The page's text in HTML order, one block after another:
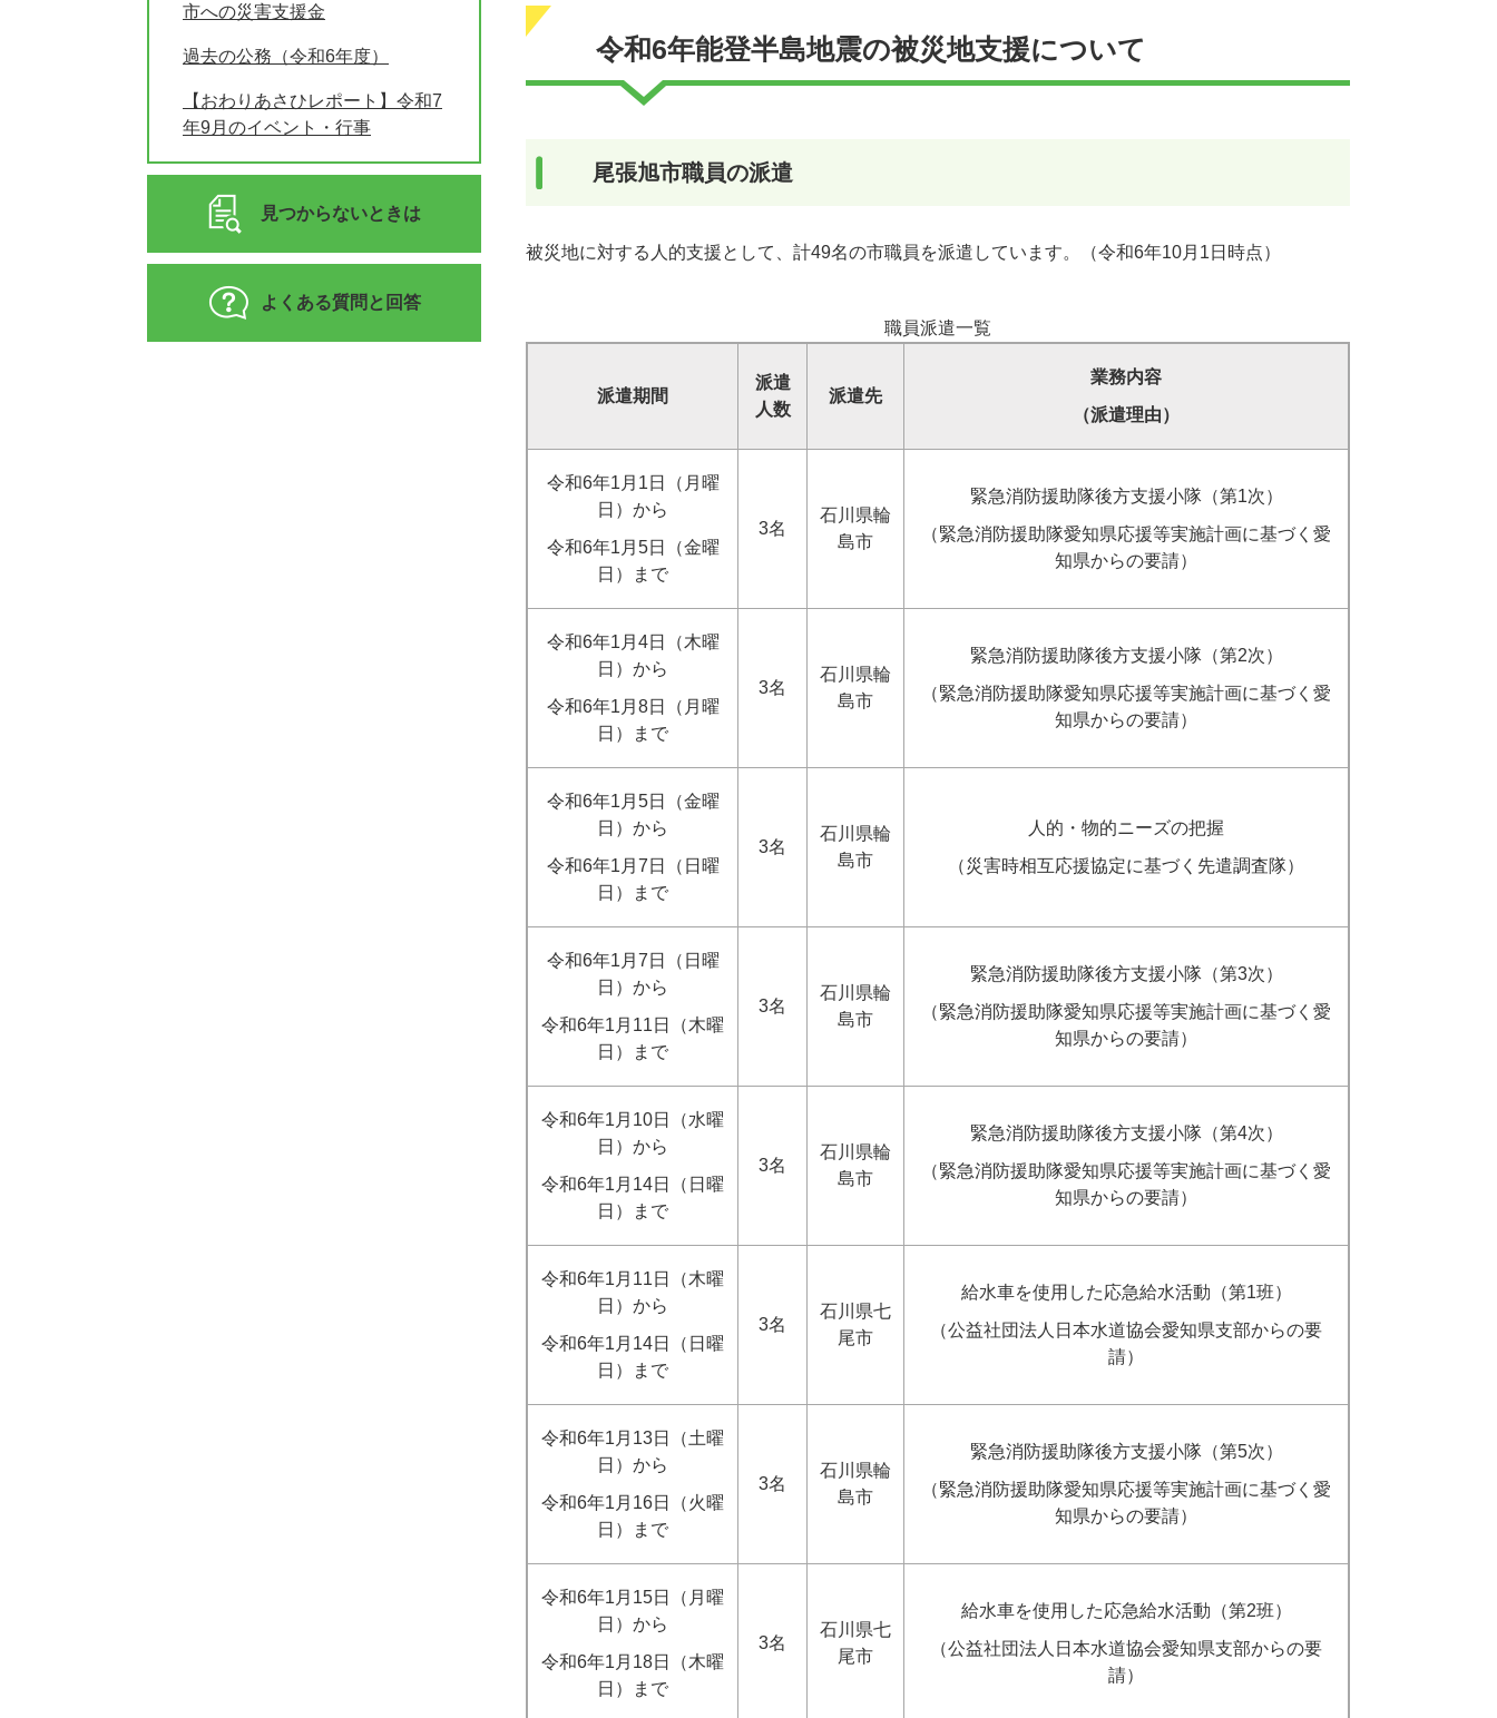
令和6年能登半島地震の被災地支援について
尾張旭市職員の派遣
被災地に対する人的支援として、計49名の市職員を派遣しています。（令和6年10月1日時点）
職員派遣一覧
派遣期間
派遣
人数
派遣先
業務内容
（派遣理由）
令和6年1月1日（月曜
日）から
令和6年1月5日（金曜
日）まで
3名
石川県輪
島市
緊急消防援助隊後方支援小隊（第1次）
（緊急消防援助隊愛知県応援等実施計画に基づく愛
知県からの要請）
令和6年1月4日（木曜
日）から
令和6年1月8日（月曜
日）まで
3名
石川県輪
島市
緊急消防援助隊後方支援小隊（第2次）
（緊急消防援助隊愛知県応援等実施計画に基づく愛
知県からの要請）
令和6年1月5日（金曜
日）から
令和6年1月7日（日曜
日）まで
3名
石川県輪
島市
人的・物的ニーズの把握
（災害時相互応援協定に基づく先遣調査隊）
令和6年1月7日（日曜
日）から
令和6年1月11日（木曜
日）まで
3名
石川県輪
島市
緊急消防援助隊後方支援小隊（第3次）
（緊急消防援助隊愛知県応援等実施計画に基づく愛
知県からの要請）
令和6年1月10日（水曜
日）から
令和6年1月14日（日曜
日）まで
3名
石川県輪
島市
緊急消防援助隊後方支援小隊（第4次）
（緊急消防援助隊愛知県応援等実施計画に基づく愛
知県からの要請）
令和6年1月11日（木曜
日）から
令和6年1月14日（日曜
日）まで
3名
石川県七
尾市
給水車を使用した応急給水活動（第1班）
（公益社団法人日本水道協会愛知県支部からの要
請）
令和6年1月13日（土曜
日）から
令和6年1月16日（火曜
日）まで
3名
石川県輪
島市
緊急消防援助隊後方支援小隊（第5次）
（緊急消防援助隊愛知県応援等実施計画に基づく愛
知県からの要請）
令和6年1月15日（月曜
日）から
令和6年1月18日（木曜
日）まで
3名
石川県七
尾市
給水車を使用した応急給水活動（第2班）
（公益社団法人日本水道協会愛知県支部からの要
請）
市への災害支援金
過去の公務（令和6年度）
【おわりあさひレポート】令和7
年9月のイベント・行事
見つからないときは
よくある質問と回答